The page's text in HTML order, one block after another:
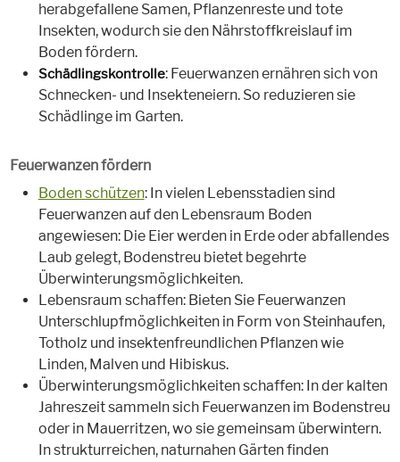
herabgefallene Samen, Pflanzenreste und tote
Insekten, wodurch sie den Nährstoffkreislauf im
Boden fördern.
Schädlingskontrolle: Feuerwanzen ernähren sich von
Schnecken- und Insekteneiern. So reduzieren sie
Schädlinge im Garten.
Feuerwanzen fördern
Boden schützen: In vielen Lebensstadien sind
Feuerwanzen auf den Lebensraum Boden
angewiesen: Die Eier werden in Erde oder abfallendes
Laub gelegt, Bodenstreu bietet begehrte
Überwinterungsmöglichkeiten.
Lebensraum schaffen: Bieten Sie Feuerwanzen
Unterschlupfmöglichkeiten in Form von Steinhaufen,
Totholz und insektenfreundlichen Pflanzen wie
Linden, Malven und Hibiskus.
Überwinterungsmöglichkeiten schaffen: In der kalten
Jahreszeit sammeln sich Feuerwanzen im Bodenstreu
oder in Mauerritzen, wo sie gemeinsam überwintern.
In strukturreichen, naturnahen Gärten finden